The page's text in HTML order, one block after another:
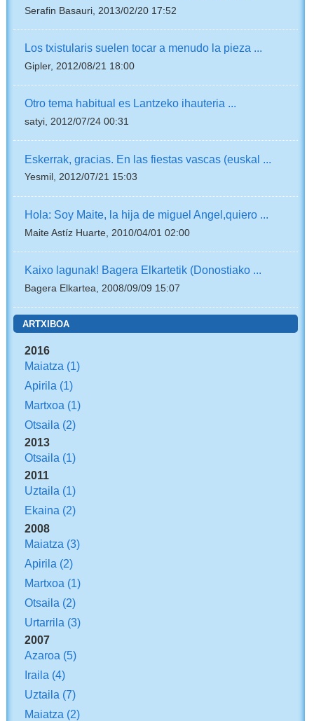
Serafin Basauri, 2013/02/20 17:52
Los txistularis suelen tocar a menudo la pieza ...
Gipler, 2012/08/21 18:00
Otro tema habitual es Lantzeko ihauteria ...
satyi, 2012/07/24 00:31
Eskerrak, gracias. En las fiestas vascas (euskal ...
Yesmil, 2012/07/21 15:03
Hola: Soy Maite, la hija de miguel Angel,quiero ...
Maite Astíz Huarte, 2010/04/01 02:00
Kaixo lagunak! Bagera Elkartetik (Donostiako ...
Bagera Elkartea, 2008/09/09 15:07
ARTXIBOA
2016
Maiatza (1)
Apirila (1)
Martxoa (1)
Otsaila (2)
2013
Otsaila (1)
2011
Uztaila (1)
Ekaina (2)
2008
Maiatza (3)
Apirila (2)
Martxoa (1)
Otsaila (2)
Urtarrila (3)
2007
Azaroa (5)
Iraila (4)
Uztaila (7)
Maiatza (2)